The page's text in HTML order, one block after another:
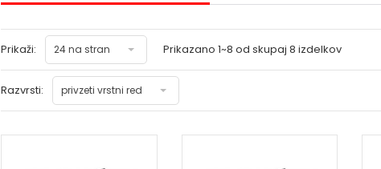
Prikaži: 24 na stran Prikazano1~8 od skupaj8 izdelkov
Razvrsti: privzeti vrstni red